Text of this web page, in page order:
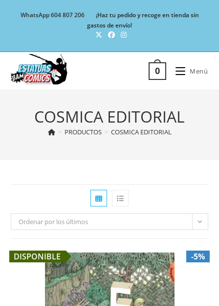
WhatsApp 604 807 206
¡Haz tu pedido y recoge en tienda sin
gastos de envío!
0 Menú
COSMICA EDITORIAL
> PRODUCTOS > COSMICA EDITORIAL
Ordenar por los últimos
DISPONIBLE -5%